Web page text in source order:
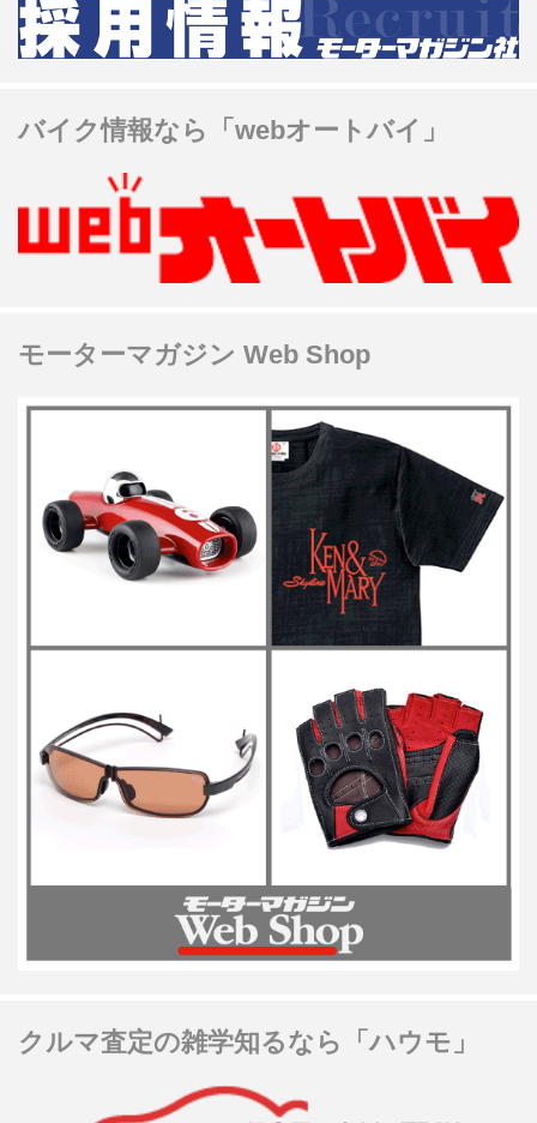
バイク情報なら「webオートバイ」
モーターマガジン Web Shop
クルマ査定の雑学知るなら「ハウモ」